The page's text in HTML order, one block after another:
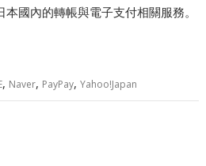
國內的轉帳與電子支付相關服務。
, Naver, PayPay,Yahoo!Japan